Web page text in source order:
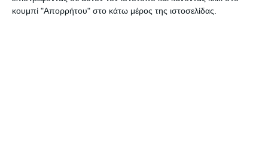
κουμπί "Απορρήτου" στο κάτω μέρος της ιστοσελίδας.
– Κινητό τηλέφωνο και άλλα μέσα μετάδοσης ή